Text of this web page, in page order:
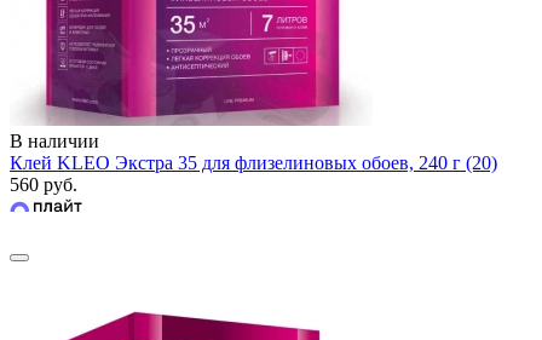
В наличии
Клей KLEO Экстра 35 для флизелиновых обоев, 240 г (20)
560 руб.